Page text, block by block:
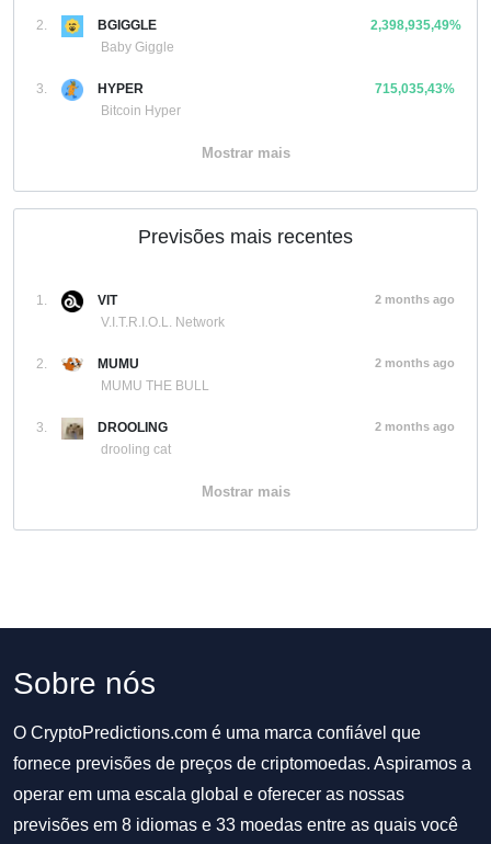
2.
BGIGGLE
Baby Giggle
2,398,935,49%
3.
HYPER
Bitcoin Hyper
715,035,43%
Mostrar mais
Previsões mais recentes
1.
VIT
V.I.T.R.I.O.L. Network
2 months ago
2.
MUMU
MUMU THE BULL
2 months ago
3.
DROOLING
drooling cat
2 months ago
Mostrar mais
Sobre nós
O CryptoPredictions.com é uma marca confiável que
fornece previsões de preços de criptomoedas. Aspiramos a
operar em uma escala global e oferecer as nossas
previsões em 8 idiomas e 33 moedas entre as quais você